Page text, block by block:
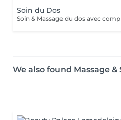
Soin du Dos
Soin & Massage du dos avec
We also found Massage